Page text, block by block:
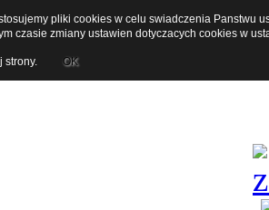
pliki cookies w celu swiadczenia Panstwu
czasie zmiany ustawien dotyczacych cookies w
strony. OK